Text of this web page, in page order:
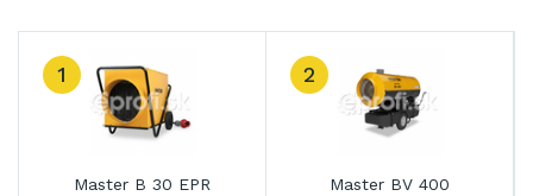
1
Master B 30 EPR
2
Master BV 400